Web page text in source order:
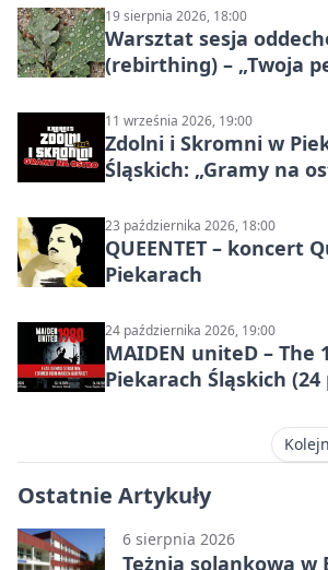
19 sierpnia 2026, 18:00
Warsztat sesja
(rebirthing) – „Twoja
11 września 2026, 19:00
Zdolni i Skromni w
Śląskich: „Gramy na
23 października 2026, 18:00
QUEENTET – koncert
Piekarach
24 października 2026, 19:00
MAIDEN uniteD – The
Piekarach Śląskich
Ostatnie Artykuły
6 sierpnia 2026
Tężnia solankowa w